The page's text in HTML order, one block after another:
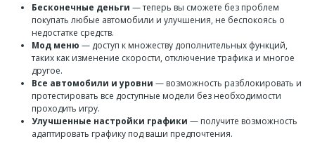
Бесконечные деньги — теперь вы сможете без проблем
покупать любые автомобили и улучшения, не беспокоясь о
недостатке средств.
Мод меню — доступ к множеству дополнительных функций,
таких как изменение скорости, отключение трафика и многое
другое.
Все автомобили и уровни — возможность разблокировать и
протестировать все доступные модели без необходимости
проходить игру.
Улучшенные настройки графики — получите возможность
адаптировать графику под ваши предпочтения.